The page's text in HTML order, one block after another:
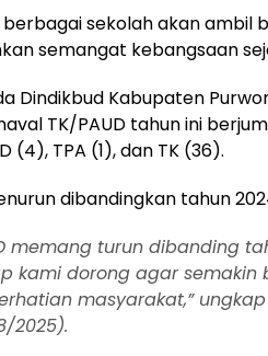
sekolah akan ambil
semangat kebangsaan
Dindikbud Kabupaten
TK/PAUD tahun ini
(4), TPA (1), dan TK (36).
dibandingkan tahun
memang turun dibanding
kami dorong agar semakin
masyarakat,”
2025).